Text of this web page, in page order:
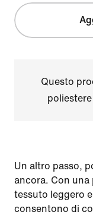
Questo
Un altro passo,
ancora. Con una
tessuto leggero
consentono di